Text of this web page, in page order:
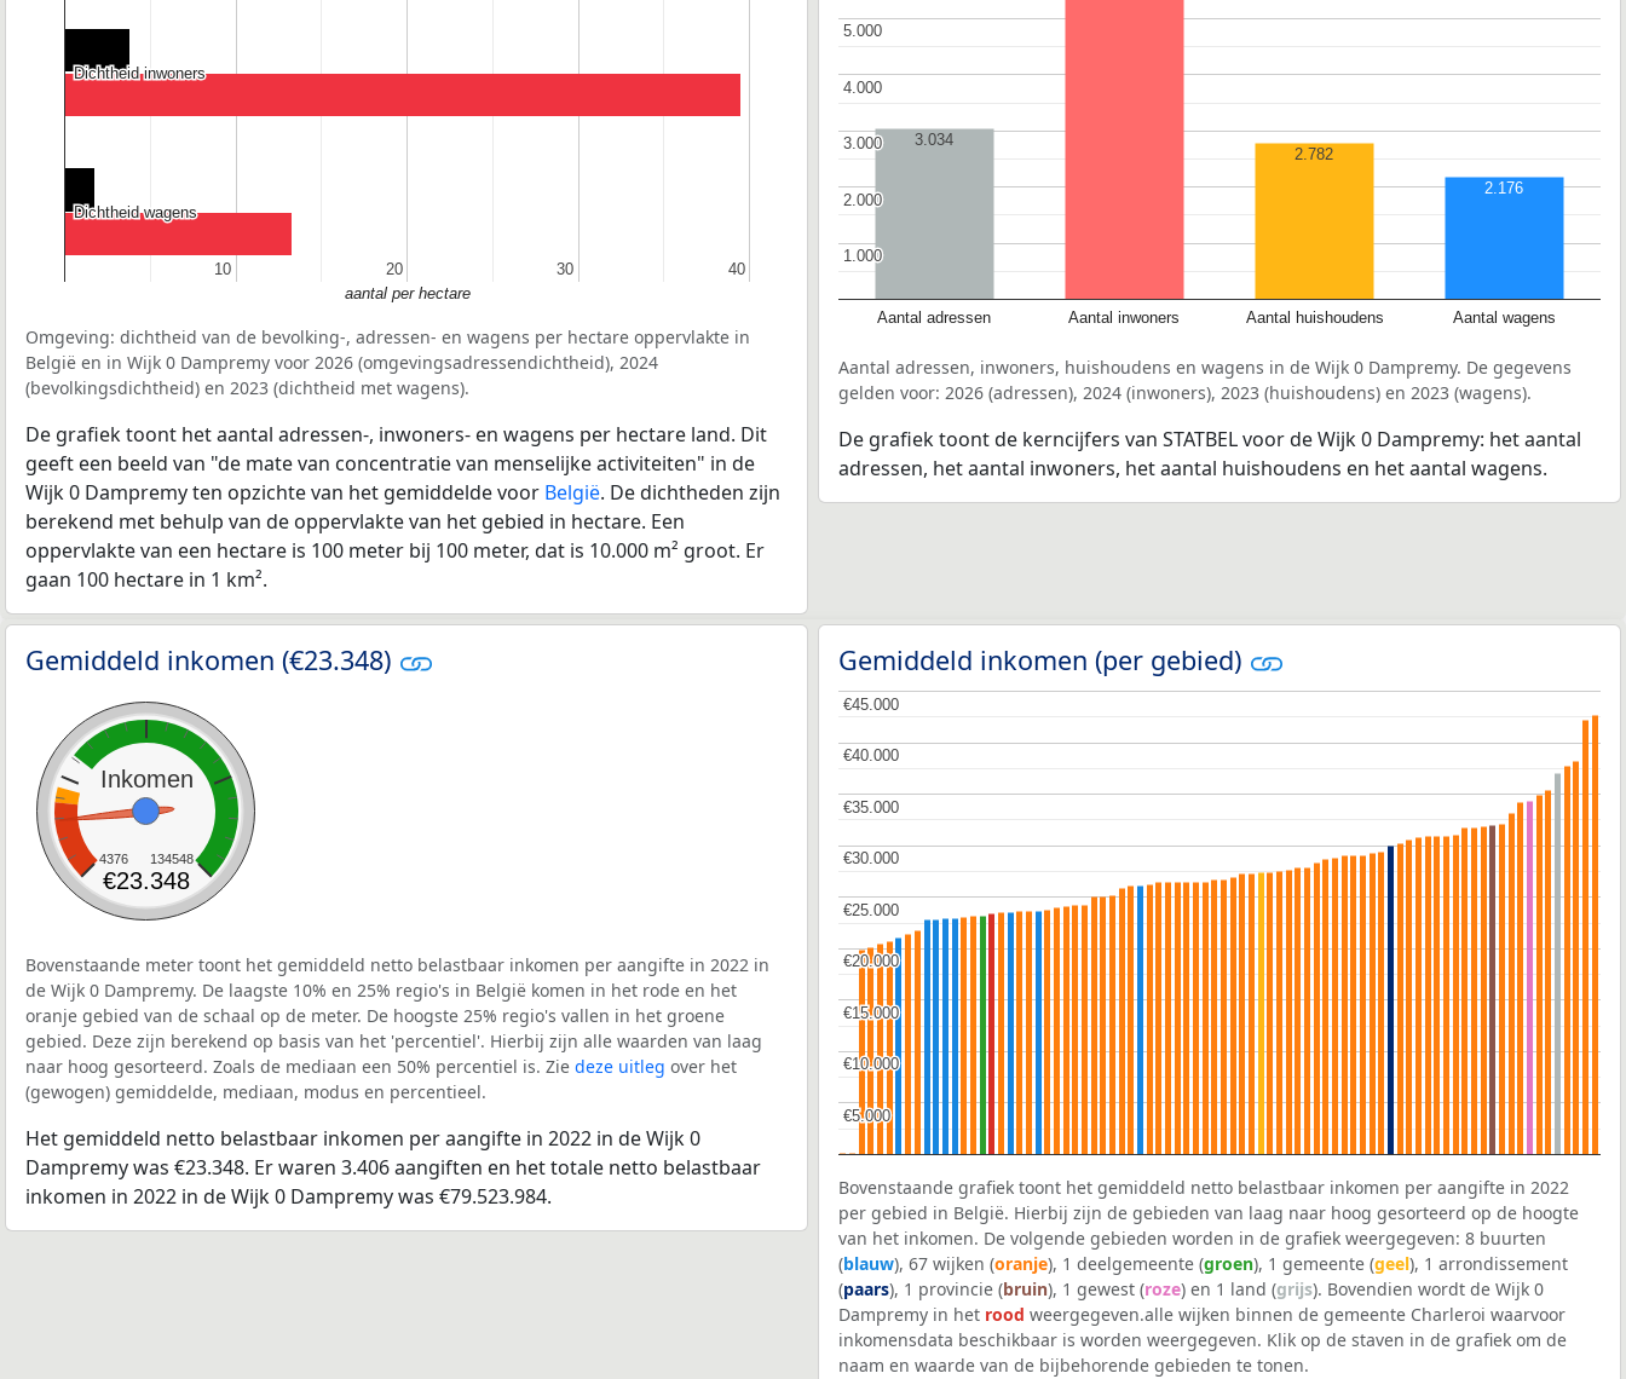
10
10 20
20 30
30 40
40
Dichtheid inwoners
Dichtheid inwoners
Dichtheid wagens
Dichtheid wagens
aantal per hectare
Omgeving: dichtheid van de bevolking-, adressen- en wagens per hectare oppervlakte in
België en in Wijk 0 Dampremy voor 2026 (omgevingsadressendichtheid), 2024
(bevolkingsdichtheid) en 2023 (dichtheid met wagens).
De grafiek toont het aantal adressen-, inwoners- en wagens per hectare land. Dit
geeft een beeld van "de mate van concentratie van menselijke activiteiten" in de
Wijk 0 Dampremy ten opzichte van het gemiddelde voor België. De dichtheden zijn
berekend met behulp van de oppervlakte van het gebied in hectare. Een
oppervlakte van een hectare is 100 meter bij 100 meter, dat is 10.000 m² groot. Er
gaan 100 hectare in 1 km².
Aantal adressen Aantal inwoners Aantal huishoudens Aantal wagens
1.000
1.000
2.000
2.000
3.000
3.000
4.000
4.000
5.000
5.000
3.034
2.782
2.176
Aantal adressen, inwoners, huishoudens en wagens in de Wijk 0 Dampremy. De gegevens
gelden voor: 2026 (adressen), 2024 (inwoners), 2023 (huishoudens) en 2023 (wagens).
De grafiek toont de kerncijfers van STATBEL voor de Wijk 0 Dampremy: het aantal
adressen, het aantal inwoners, het aantal huishoudens en het aantal wagens.
Gemiddeld inkomen (€23.348)
Inkomen
4376 134548
€23.348
Bovenstaande meter toont het gemiddeld netto belastbaar inkomen per aangifte in 2022 in
de Wijk 0 Dampremy. De laagste 10% en 25% regio's in België komen in het rode en het
oranje gebied van de schaal op de meter. De hoogste 25% regio's vallen in het groene
gebied. Deze zijn berekend op basis van het 'percentiel'. Hierbij zijn alle waarden van laag
naar hoog gesorteerd. Zoals de mediaan een 50% percentiel is. Zie deze uitleg over het
(gewogen) gemiddelde, mediaan, modus en percentieel.
Het gemiddeld netto belastbaar inkomen per aangifte in 2022 in de Wijk 0
Dampremy was €23.348. Er waren 3.406 aangiften en het totale netto belastbaar
inkomen in 2022 in de Wijk 0 Dampremy was €79.523.984.
Gemiddeld inkomen (per gebied)
€5.000
€5.000
€10.000
€10.000
€15.000
€15.000
€20.000
€20.000
€25.000
€25.000
€30.000
€30.000
€35.000
€35.000
€40.000
€40.000
€45.000
€45.000
Bovenstaande grafiek toont het gemiddeld netto belastbaar inkomen per aangifte in 2022
per gebied in België. Hierbij zijn de gebieden van laag naar hoog gesorteerd op de hoogte
van het inkomen. De volgende gebieden worden in de grafiek weergegeven: 8 buurten
(blauw), 67 wijken (oranje), 1 deelgemeente (groen), 1 gemeente (geel), 1 arrondissement
(paars), 1 provincie (bruin), 1 gewest (roze) en 1 land (grijs). Bovendien wordt de Wijk 0
Dampremy in het rood weergegeven.alle wijken binnen de gemeente Charleroi waarvoor
inkomensdata beschikbaar is worden weergegeven. Klik op de staven in de grafiek om de
naam en waarde van de bijbehorende gebieden te tonen.